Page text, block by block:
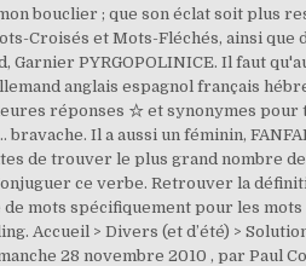
bouclier ; que son éclat soit plus
Croisés et Mots-Fléchés, ainsi que
PYRGOPOLINICE. Il faut
anglais espagnol français
réponses ☆ et synonymes pour
Il a aussi un féminin,
de trouver le plus grand nombre
ce verbe. Retrouver la
mots spécifiquement pour les
Accueil > Divers (et d’été) >
28 novembre 2010 , par Paul